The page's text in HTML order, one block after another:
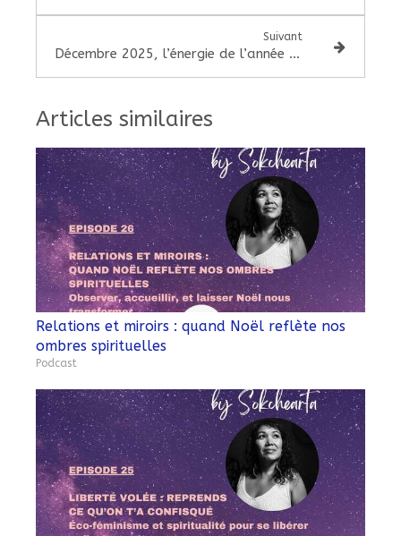
Suivant
Décembre 2025, l’énergie de l’année 9 : une fin de cycle profonde
Articles similaires
Relations et miroirs : quand Noël reflète nos
ombres spirituelles
Podcast